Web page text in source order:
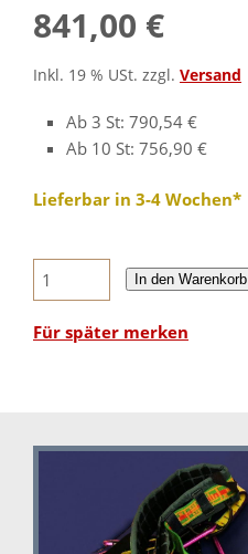
841,00 €
Inkl. 19 % USt. zzgl. Versand
Ab 3 St: 790,54 €
Ab 10 St: 756,90 €
Lieferbar in 3-4 Wochen*
In den Warenkorb
Für später merken